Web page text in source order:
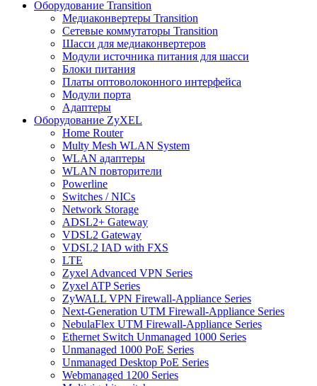
Оборудование Transition
Медиаконвертеры Transition
Сетевые коммутаторы Transition
Шасси для медиаконвертеров
Модули источника питания для шасси
Блоки питания
Платы оптоволоконного интерфейса
Модули порта
Адаптеры
Оборудование ZyXEL
Home Router
Multy Mesh WLAN System
WLAN адаптеры
WLAN повторители
Powerline
Switches / NICs
Network Storage
ADSL2+ Gateway
VDSL2 Gateway
VDSL2 IAD with FXS
LTE
Zyxel Advanced VPN Series
Zyxel ATP Series
ZyWALL VPN Firewall-Appliance Series
Next-Generation UTM Firewall-Appliance Series
NebulaFlex UTM Firewall-Appliance Series
Ethernet Switch Unmanaged 1000 Series
Unmanaged 1000 PoE Series
Unmanaged Desktop PoE Series
Webmanaged 1200 Series